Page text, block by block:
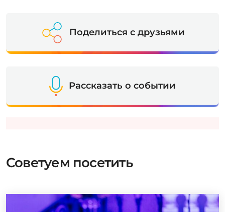
Поделиться с друзьями
Рассказать о событии
Советуем посетить